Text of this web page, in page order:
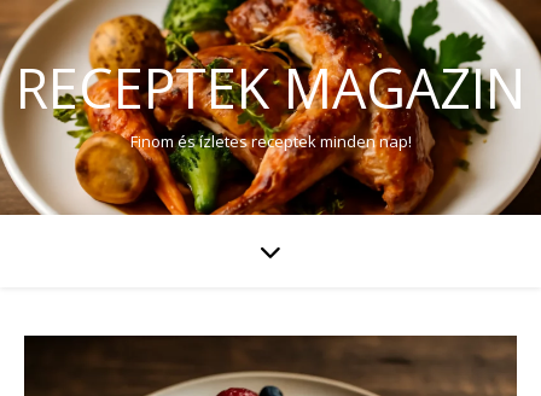
RECEPTEK MAGAZIN
Finom és ízletes receptek minden nap!